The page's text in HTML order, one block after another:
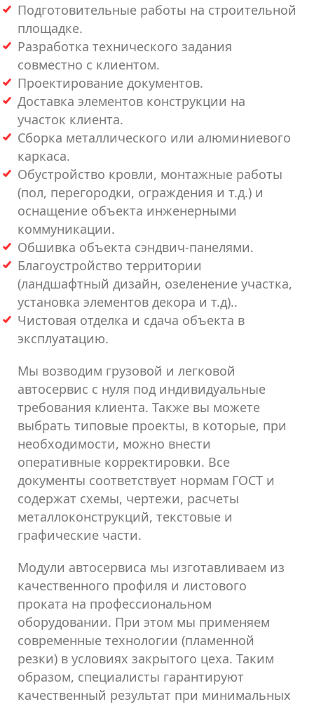
Подготовительные работы на строительной
площадке.
Разработка технического задания
совместно с клиентом.
Проектирование документов.
Доставка элементов конструкции на
участок клиента.
Сборка металлического или алюминиевого
каркаса.
Обустройство кровли, монтажные работы
(пол, перегородки, ограждения и т.д.) и
оснащение объекта инженерными
коммуникации.
Обшивка объекта сэндвич-панелями.
Благоустройство территории
(ландшафтный дизайн, озеленение участка,
установка элементов декора и т.д)..
Чистовая отделка и сдача объекта в
эксплуатацию.
Мы возводим грузовой и легковой
автосервис с нуля под индивидуальные
требования клиента. Также вы можете
выбрать типовые проекты, в которые, при
необходимости, можно внести
оперативные корректировки. Все
документы соответствует нормам ГОСТ и
содержат схемы, чертежи, расчеты
металлоконструкций, текстовые и
графические части.
Модули автосервиса мы изготавливаем из
качественного профиля и листового
проката на профессиональном
оборудовании. При этом мы применяем
современные технологии (пламенной
резки) в условиях закрытого цеха. Таким
образом, специалисты гарантируют
качественный результат при минимальных